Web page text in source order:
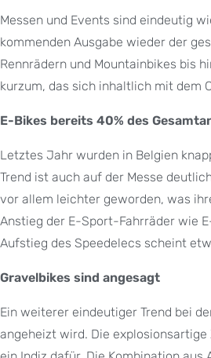
Messen und Events sind eindeutig
kommenden Ausgabe wieder der
Rennrädern und Mountainbikes bis
kurzum, das sich inhaltlich mit dem
E-Bikes bereits 40% des
Letztes Jahr wurden in Belgien
Trend ist auch auf der Messe
vor allem leichter geworden, was
Anstieg der E-Sport-Fahrräder wie
Aufstieg des Speedelecs scheint
Gravelbikes sind angesagt
Ein weiterer eindeutiger Trend bei
angeheizt wird. Die